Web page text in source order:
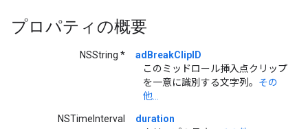
プロパティの概要
NSString *
adBreakClipID
このミッドロール挿入点クリップ
を一意に識別する文字列。 その
他...
NSTimeInterval
duration